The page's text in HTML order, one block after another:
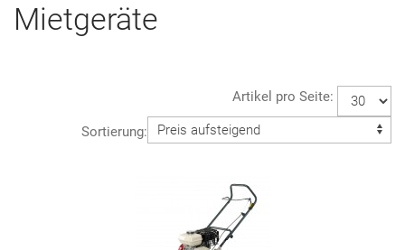
Mietgeräte
Artikel pro Seite:
Sortierung: